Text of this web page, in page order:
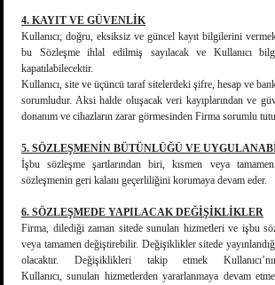
4. KAYIT VE GÜVENLİK
Kullanıcı; doğru, eksiksiz ve güncel kayıt bilgilerini
bu Sözleşme ihlal edilmiş sayılacak ve Kullanıcı
kapatılabilecektir.
Kullanıcı, site ve üçüncü taraf sitelerdeki şifre, hesap ve
sorumludur. Aksi halde oluşacak veri kayıplarından ve
donanım ve cihazların zarar görmesinden Firma sorumlu
5. SÖZLEŞMENİN BÜTÜNLÜĞÜ VE
İşbu sözleşme şartlarından biri, kısmen veya
sözleşmenin geri kalanı geçerliliğini korumaya devam eder.
6. SÖZLEŞMEDE YAPILACAK DEĞİŞİKLİKLER
Firma, dilediği zaman sitede sunulan hizmetleri ve işbu
veya tamamen değiştirebilir. Değişiklikler sitede
olacaktır. Değişiklikleri takip etmek
Kullanıcı, sunulan hizmetlerden yararlanmaya devam